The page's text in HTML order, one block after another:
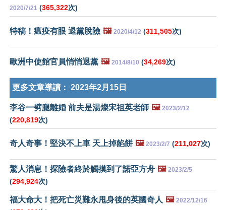
2020/7/21 (365,322次)
特稿！瘟疫有眼 退黨脫險 🖼️ 2020/4/12 (311,505次)
歐洲中使館官員悄悄退黨 🖼️ 2014/8/10 (34,269次)
更多文章導讀： 2023年2月15日
李谷一劈腿離婚 前夫是湯燦宋祖英老師 🖼️ 2023/2/12
(220,819次)
奇人奇事！堅決不上車 天上掉餡餅 🖼️ 2023/2/7 (211,027次)
驚人消息！探險者終於觸摸到了諾亞方舟 🖼️ 2023/2/5
(294,924次)
福大命大！把死亡災難永甩身後的英國奇人 🖼️ 2022/12/16